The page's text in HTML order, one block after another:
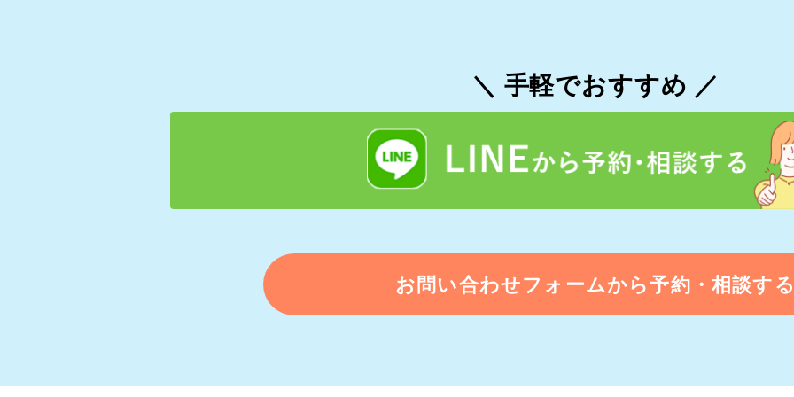
＼ 手軽でおすすめ ／
お問い合わせフォームから予約・相談す